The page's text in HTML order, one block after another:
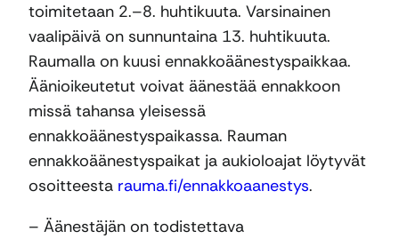
toimitetaan 2.–8. huhtikuuta. Varsinainen
vaalipäivä on sunnuntaina 13. huhtikuuta.
Raumalla on kuusi ennakkoäänestyspaikkaa.
Äänioikeutetut voivat äänestää ennakkoon
missä tahansa yleisessä
ennakkoäänestyspaikassa. Rauman
ennakkoäänestyspaikat ja aukioloajat löytyvät
osoitteesta rauma.fi/ennakkoaanestys.
– Äänestäjän on todistettava